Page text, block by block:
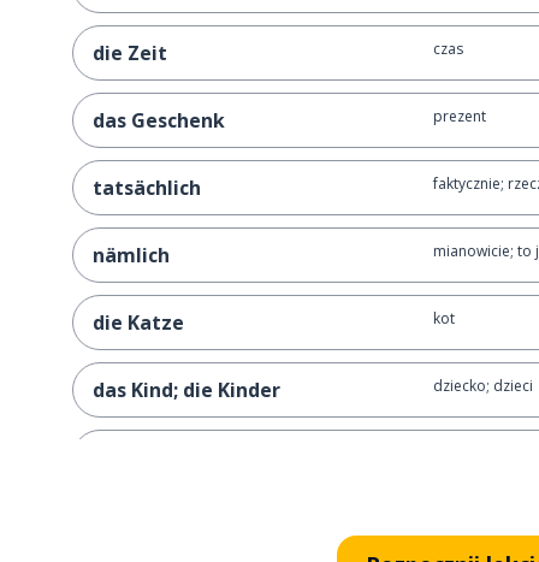
die Zeit czas
das Geschenk prezent
tatsächlich faktycznie;
nämlich mianowicie; to
die Katze kot
das Kind; die Kinder dziecko; dzieci